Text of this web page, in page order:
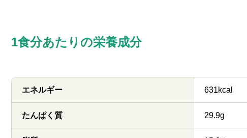
1食分あたりの栄養成分
エネルギー 631kcal
たんぱく質 29.9g